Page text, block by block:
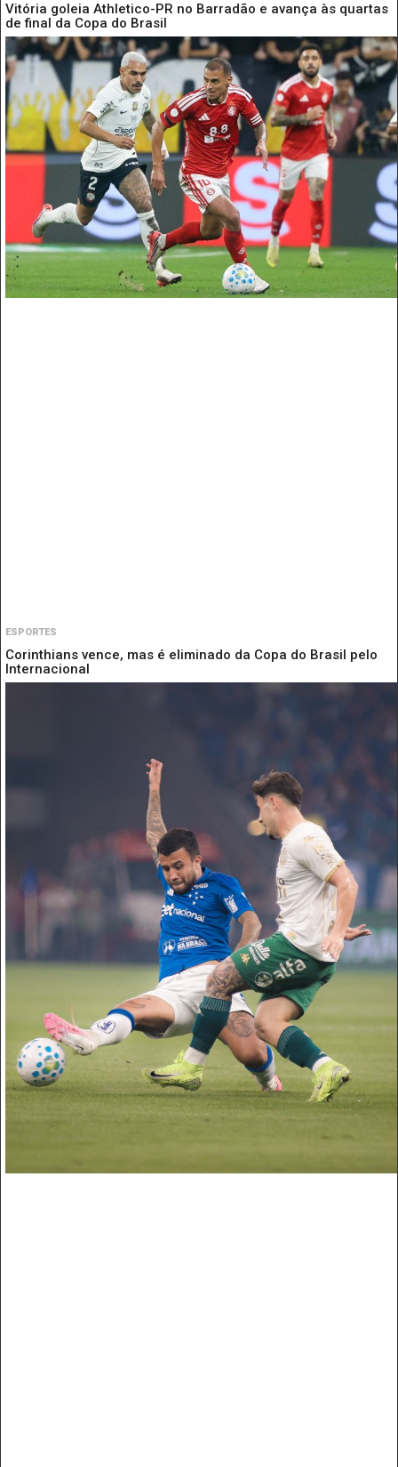
Vitória goleia Athletico-PR no Barradão e avança às quartas
de final da Copa do Brasil
ESPORTES
Corinthians vence, mas é eliminado da Copa do Brasil pelo
Internacional